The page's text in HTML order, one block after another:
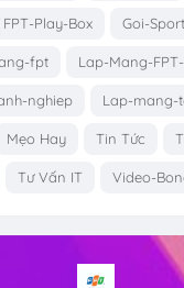
FPT-Play-Box Goi-
fpt Lap-Mang-
nghiep Lap-mang-
Mẹo Hay Tin Tức
Tư Vấn IT Video-